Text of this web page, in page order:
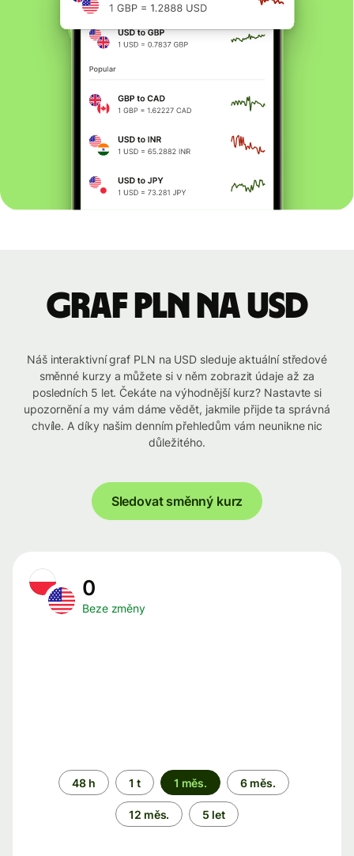
graf PLN na USD
Náš interaktivní graf PLN na USD sleduje aktuální středové
směnné kurzy a můžete si v něm zobrazit údaje až za
posledních 5 let. Čekáte na výhodnější kurz? Nastavte si
upozornění a my vám dáme vědět, jakmile přijde ta správná
chvíle. A díky našim denním přehledům vám neunikne nic
důležitého.
Sledovat směnný kurz
0
Beze změny
Časové
období
48 h 1 t 1 měs. 6 měs.
12 měs. 5 let